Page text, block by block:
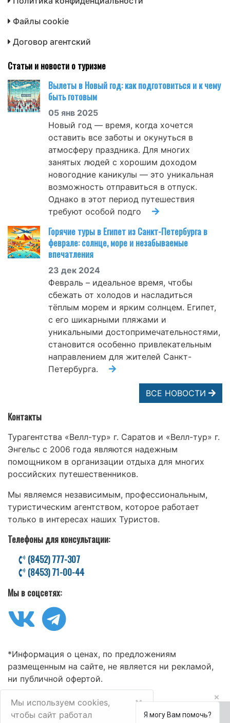
Файлы cookie
Договор агентский
Статьи и новости о туризме
Вылеты в Новый год: как подготовиться и к чему
быть готовым
05 янв 2025
Новый год — время, когда хочется
оставить все заботы и окунуться в
атмосферу праздника. Для многих
занятых людей с хорошим доходом
новогодние каникулы — это уникальная
возможность отправиться в отпуск.
Однако в этот период путешествия
требуют особой подго
Горячие туры в Египет из Санкт-Петербурга в
феврале: солнце, море и незабываемые
впечатления
23 дек 2024
Февраль – идеальное время, чтобы
сбежать от холодов и насладиться
тёплым морем и ярким солнцем. Египет,
с его шикарными пляжами и
уникальными достопримечательностями,
становится особенно привлекательным
направлением для жителей Санкт-
Петербурга.
ВСЕ НОВОСТИ
Контакты
Турагентства «Велл-тур» г. Саратов и «Велл-тур» г.
Энгельс с 2006 года являются надежным
помощником в организации отдыха для многих
российских путешественников.
Мы являемся независимым, профессиональным,
туристическим агентством, которое работает
только в интересах наших Туристов.
Телефоны для консультации:
(8452) 777-307
(8453) 71-00-44
Мы в соцсетях:
*Информация о ценах, по предложениям
размещенным на сайте, не является ни рекламой,
ни публичной офертой.
Мы используем cookies,
чтобы сайт работал
×
Я могу Вам помочь?